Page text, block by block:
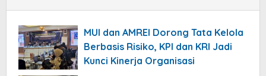
MUI dan AMREI Dorong Tata Kelola
Berbasis Risiko, KPI dan KRI Jadi
Kunci Kinerja Organisasi